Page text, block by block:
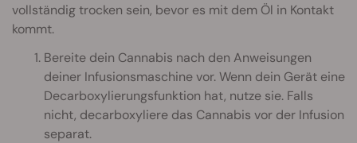
vollständig trocken sein, bevor es mit dem Öl in Kontakt
kommt.
Bereite dein Cannabis nach den Anweisungen
deiner Infusionsmaschine vor. Wenn dein Gerät eine
Decarboxylierungsfunktion hat, nutze sie. Falls
nicht, decarboxyliere das Cannabis vor der Infusion
separat.